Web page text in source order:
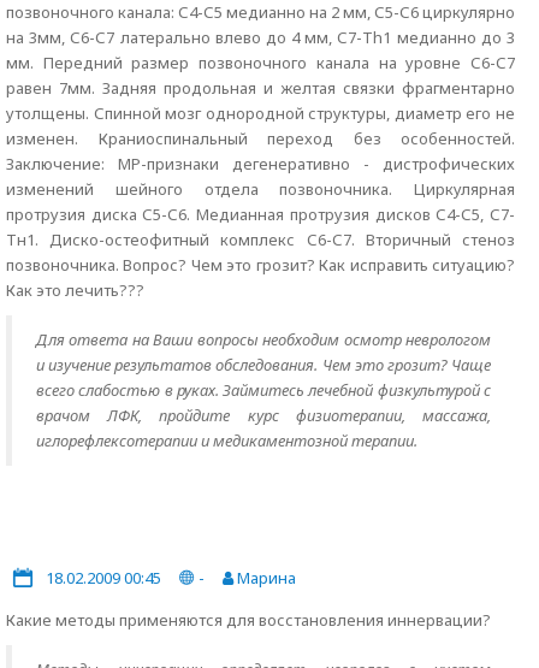
позвоночного канала: С4-С5 медианно на 2 мм, С5-С6 циркулярно
на 3мм, С6-С7 латерально влево до 4 мм, С7-Th1 медианно до 3
мм. Передний размер позвоночного канала на уровне С6-С7
равен 7мм. Задняя продольная и желтая связки фрагментарно
утолщены. Спинной мозг однородной структуры, диаметр его не
изменен. Краниоспинальный переход без особенностей.
Заключение: МР-признаки дегенеративно - дистрофических
изменений шейного отдела позвоночника. Циркулярная
протрузия диска С5-С6. Медианная протрузия дисков С4-С5, С7-
Тн1. Диско-остеофитный комплекс С6-С7. Вторичный стеноз
позвоночника. Вопрос? Чем это грозит? Как исправить ситуацию?
Как это лечить???
Для ответа на Ваши вопросы необходим осмотр неврологом
и изучение результатов обследования. Чем это грозит? Чаще
всего слабостью в руках. Займитесь лечебной физкультурой с
врачом ЛФК, пройдите курс физиотерапии, массажа,
иглорефлексотерапии и медикаментозной терапии.
18.02.2009 00:45 -
Марина
Какие методы применяются для восстановления иннервации?